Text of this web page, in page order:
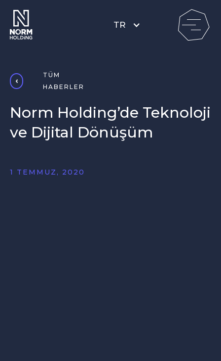
TR
TÜM
HABERLER
Norm Holding’de Teknoloji
ve Dijital Dönüşüm
1 TEMMUZ, 2020